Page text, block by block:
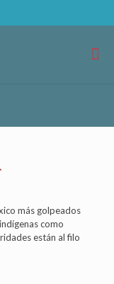
más golpeados
como
están al filo